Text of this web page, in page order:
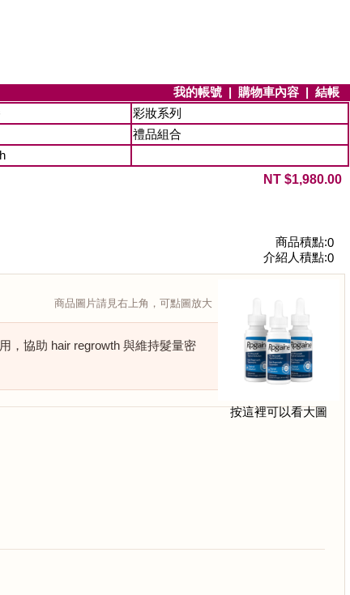
我的帳號 | 購物車內容 | 結帳
彩妝系列
禮品組合
NT $1,980.00
商品積點:0
介紹人積點:0
按這裡可以看大圖
商品圖片請見右上角，可點圖放大
，協助 hair regrowth 與維持髮量密